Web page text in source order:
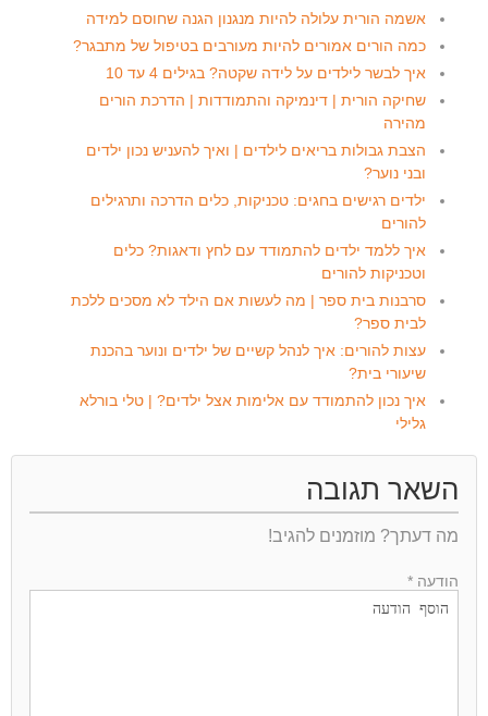
אשמה הורית עלולה להיות מנגנון הגנה שחוסם למידה
כמה הורים אמורים להיות מעורבים בטיפול של מתבגר?
איך לבשר לילדים על לידה שקטה? בגילים 4 עד 10
שחיקה הורית | דינמיקה והתמודדות | הדרכת הורים
מהירה
הצבת גבולות בריאים לילדים | ואיך להעניש נכון ילדים
ובני נוער?
ילדים רגישים בחגים: טכניקות, כלים הדרכה ותרגילים
להורים
איך ללמד ילדים להתמודד עם לחץ ודאגות? כלים
וטכניקות להורים
סרבנות בית ספר | מה לעשות אם הילד לא מסכים ללכת
לבית ספר?
עצות להורים: איך לנהל קשיים של ילדים ונוער בהכנת
שיעורי בית?
איך נכון להתמודד עם אלימות אצל ילדים? | טלי בורלא
גלילי
השאר תגובה
מה דעתך? מוזמנים להגיב!
הודעה *